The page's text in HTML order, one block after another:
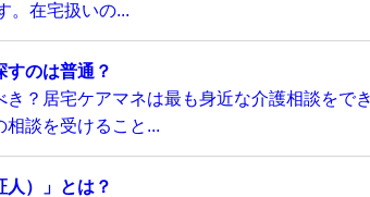
。在宅扱いの...
すのは普通？
？居宅ケアマネは最も身近な介護相談をで
談を受けること...
人）」とは？